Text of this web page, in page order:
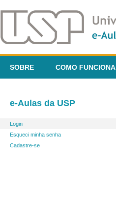
SOBRE COMO FUNCIONA
e-Aulas da USP
Login
Esqueci minha senha
Cadastre-se